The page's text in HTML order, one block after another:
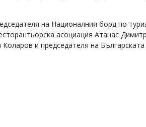
на Националния борд по
асоциация Атанас
и председателя на